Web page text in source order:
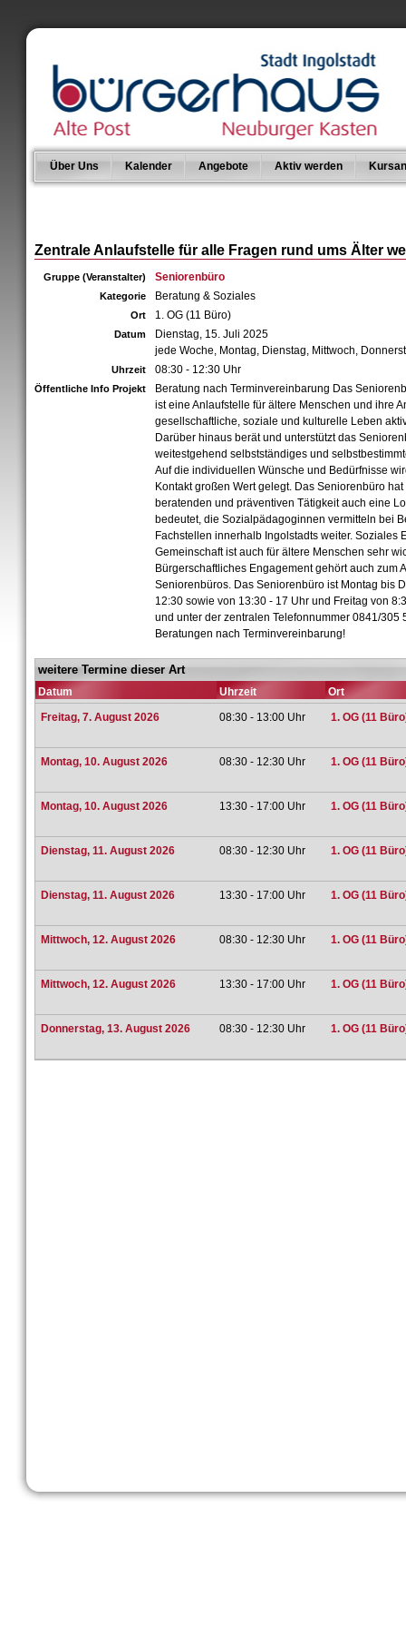
Über Uns Kalender Angebote Aktiv werden
Zentrale Anlaufstelle für alle Fragen rund ums Älter
Gruppe (Veranstalter) Seniorenbüro
Kategorie Beratung & Soziales
Ort 1. OG (11 Büro)
Datum
Dienstag, 15. Juli 2025
jede Woche, Montag, Dienstag, Mittwoch,
Uhrzeit 08:30 - 12:30 Uhr
Öffentliche Info Projekt
Beratung nach Terminvereinbarung Das
ist eine Anlaufstelle für ältere Menschen und ihre
gesellschaftliche, soziale und kulturelle Leben
Darüber hinaus berät und unterstützt das
weitestgehend selbstständiges und
Auf die individuellen Wünsche und Bedürfnisse
Kontakt großen Wert gelegt. Das Seniorenbüro
beratenden und präventiven Tätigkeit auch eine
bedeutet, die Sozialpädagoginnen vermitteln bei
Fachstellen innerhalb Ingolstadts weiter. Soziales
Gemeinschaft ist auch für ältere Menschen sehr
Bürgerschaftliches Engagement gehört auch zum
Seniorenbüros. Das Seniorenbüro ist Montag bis
12:30 sowie von 13:30 - 17 Uhr und Freitag von
und unter der zentralen Telefonnummer 0841/305
Beratungen nach Terminvereinbarung!
weitere Termine dieser Art
Datum Uhrzeit
Ort
Freitag, 7. August 2026
08:30 - 13:00 Uhr 1. OG (11
Montag, 10. August 2026 08:30 - 12:30 Uhr 1. OG (11
Montag, 10. August 2026 13:30 - 17:00 Uhr 1. OG (11
Dienstag, 11. August 2026 08:30 - 12:30 Uhr 1. OG (11
Dienstag, 11. August 2026 13:30 - 17:00 Uhr 1. OG (11
Mittwoch, 12. August 2026 08:30 - 12:30 Uhr 1. OG (11
Mittwoch, 12. August 2026 13:30 - 17:00 Uhr 1. OG (11
Donnerstag, 13. August 2026 08:30 - 12:30 Uhr 1. OG (11